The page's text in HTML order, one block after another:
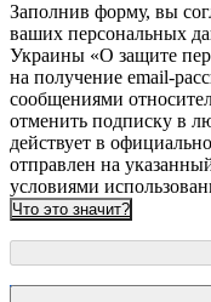
Заполнив форму, вы
ваших персональных
Украины «О защите
на получение email-
сообщениями
отменить подписку в
действует в
отправлен на
условиями
Что это значит?